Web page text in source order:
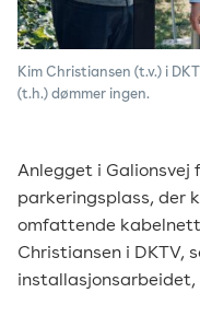
Kim Christiansen (t.v.) i
(t.h.) dømmer ingen.
Anlegget i Galionsvej
parkeringsplass, der
omfattende
Christiansen i DKTV,